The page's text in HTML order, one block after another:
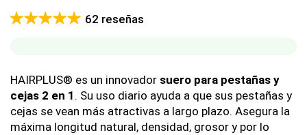
PRECIOS:
89.95€
Valorado
62
valoraciones
de
clientes
62 reseñas
HAIRPLUS® es un innovador suero para pestañas y
cejas 2 en 1 . Su uso diario ayuda a que sus pestañas y
cejas se vean más atractivas a largo plazo. Asegura la
máxima longitud natural, densidad, grosor y por lo